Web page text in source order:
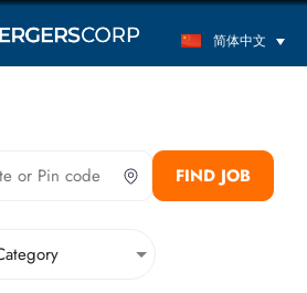
简体中文
FIND JOB